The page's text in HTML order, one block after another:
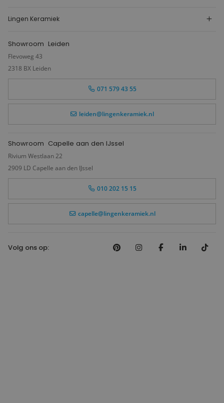
Lingen Keramiek
Showroom Leiden
Flevoweg 43
2318 BX Leiden
071 579 43 55
leiden@lingenkeramiek.nl
Showroom Capelle aan den IJssel
Rivium Westlaan 22
2909 LD Capelle aan den IJssel
010 202 15 15
capelle@lingenkeramiek.nl
Volg ons op: